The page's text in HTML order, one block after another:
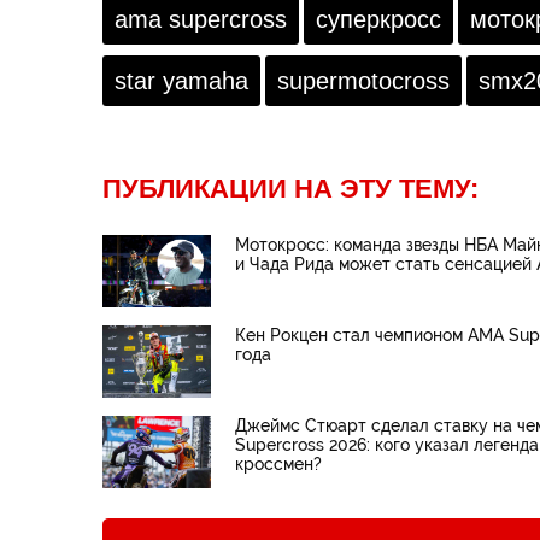
ama supercross суперкросс
star yamaha supermotocross
ПУБЛИКАЦИИ НА ЭТУ ТЕМУ:
Мотокросс: команда звезды НБА
и Чада Рида может стать сенсацией
Кен Рокцен стал чемпионом AMA
года
Джеймс Стюарт сделал ставку на
Supercross 2026: кого указал
кроссмен?